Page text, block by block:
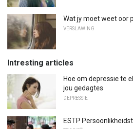
Wat jy moet weet oor
VERSLAWING
Intresting articles
Hoe om depressie te
jou gedagtes
DEPRESSIE
ESTP